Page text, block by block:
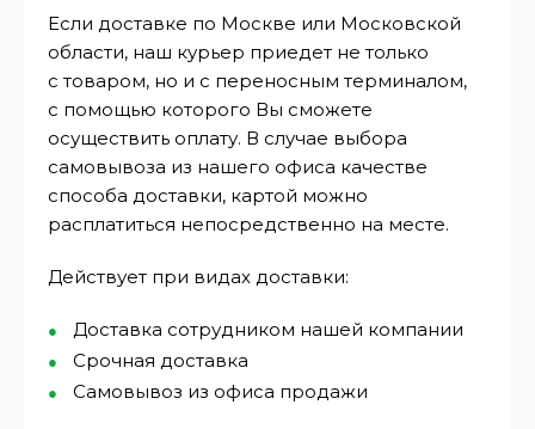
Если доставке по Москве или Московской
области, наш курьер приедет не только
с товаром, но и с переносным терминалом,
с помощью которого Вы сможете
осуществить оплату. В случае выбора
самовывоза из нашего офиса качестве
способа доставки, картой можно
расплатиться непосредственно на месте.
Действует при видах доставки:
Доставка сотрудником нашей компании
Срочная доставка
Самовывоз из офиса продажи